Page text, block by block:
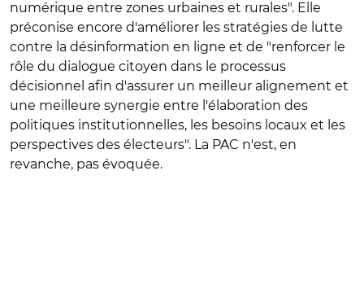
numérique entre zones urbaines et rurales". Elle
préconise encore d'améliorer les stratégies de lutte
contre la désinformation en ligne et de "renforcer le
rôle du dialogue citoyen dans le processus
décisionnel afin d'assurer un meilleur alignement et
une meilleure synergie entre l'élaboration des
politiques institutionnelles, les besoins locaux et les
perspectives des électeurs". La PAC n'est, en
revanche, pas évoquée.